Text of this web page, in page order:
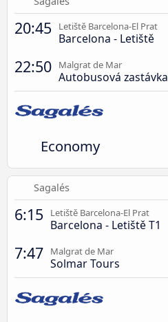
20:45 Letiště Barcelona-El Prat
Barcelona - Letiště
22:50 Malgrat de Mar
Autobusová zastávka
Economy
Sagalés
6:15 Letiště Barcelona-El Prat
Barcelona - Letiště T1
7:47 Malgrat de Mar
Solmar Tours